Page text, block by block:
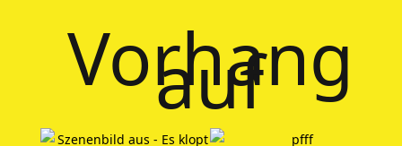
Vorhang
auf